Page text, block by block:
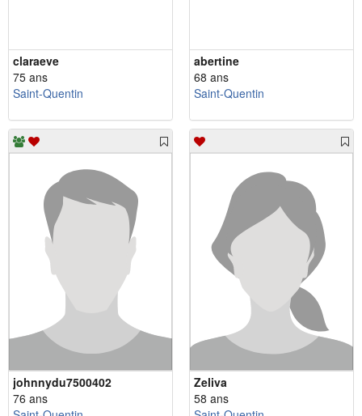
claraeve
75 ans
Saint-Quentin
abertine
68 ans
Saint-Quentin
johnnydu7500402
76 ans
Zeliva
58 ans